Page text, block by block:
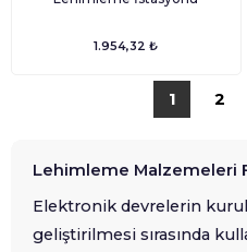
1.954,32 ₺
1 2
Lehimleme Malzemeleri
Elektronik devrelerin
geliştirilmesi sırasında